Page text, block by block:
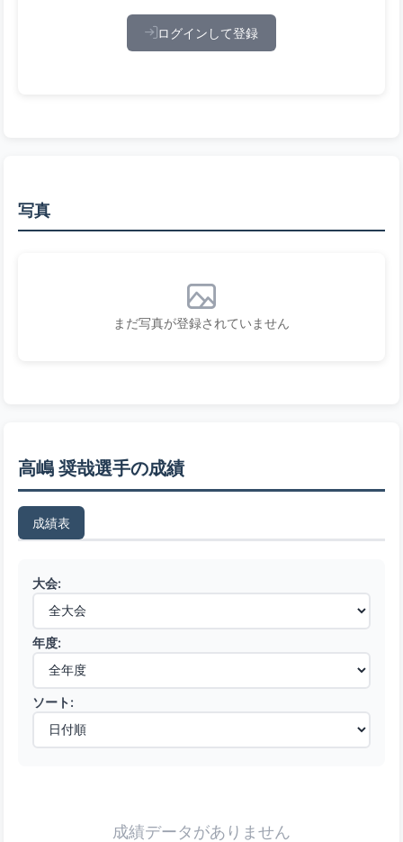
ログインして登録
写真
まだ写真が登録されていません
高嶋 奨哉選手の成績
成績表
大会:
年度:
ソート:
成績データがありません